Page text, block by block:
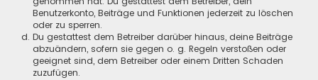
Benutzerkonto, Beiträge und Funktionen jederzeit zu löschen
oder zu sperren.
Du gestattest dem Betreiber darüber hinaus, deine Beiträge
abzuändern, sofern sie gegen o. g. Regeln verstoßen oder
geeignet sind, dem Betreiber oder einem Dritten Schaden
zuzufügen.